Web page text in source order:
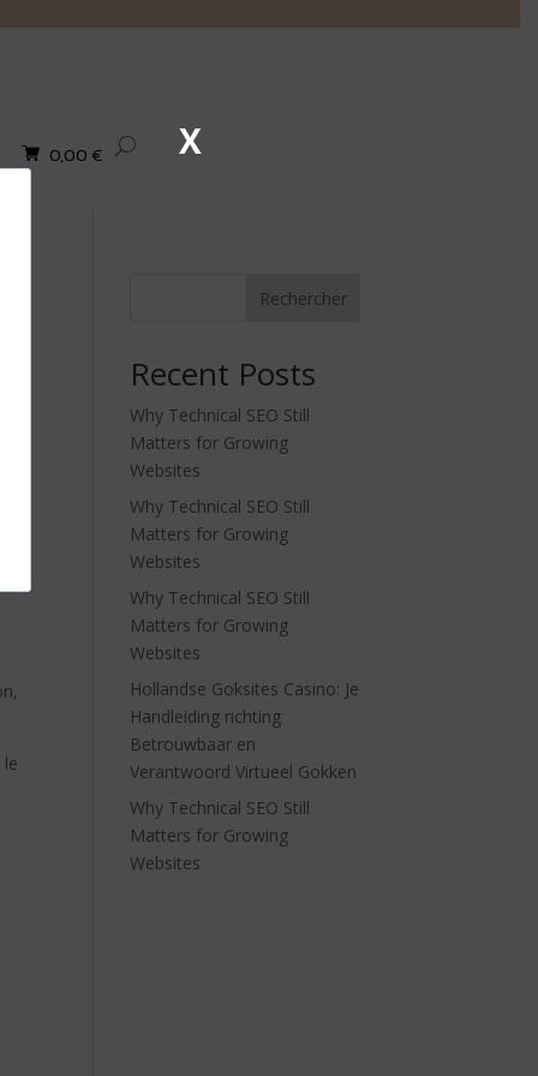
0,00 €
Rechercher
Recent Posts
Why Technical SEO Still
Matters for Growing
Websites
Why Technical SEO Still
Matters for Growing
Websites
Why Technical SEO Still
Matters for Growing
Websites
Hollandse Goksites Casino: Je
Handleiding richting
Betrouwbaar en
Verantwoord Virtueel Gokken
Why Technical SEO Still
Matters for Growing
Websites
X